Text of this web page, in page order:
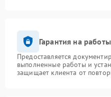
Гарантия на
Предоставляется
выполненные работы и
защищает клиента от